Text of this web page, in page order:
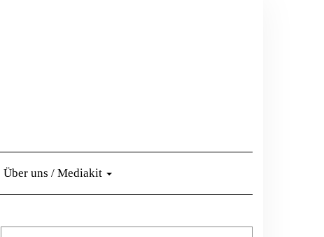
Über uns / Mediakit